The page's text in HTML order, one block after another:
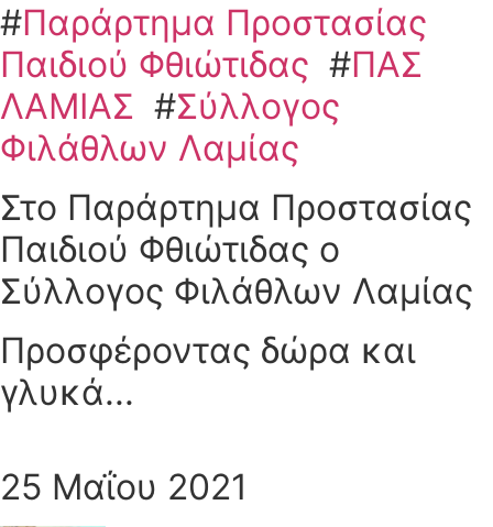
#Παράρτημα Προστασίας
Παιδιού Φθιώτιδας #ΠΑΣ
ΛΑΜΙΑΣ #Σύλλογος
Φιλάθλων Λαμίας
Στο Παράρτημα Προστασίας
Παιδιού Φθιώτιδας ο
Σύλλογος Φιλάθλων Λαμίας
Προσφέροντας δώρα και
γλυκά...
25 Μαΐου 2021